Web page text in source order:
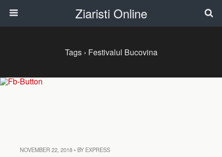
Ziaristi Online
Tags › Festivalul Bucovina
NOVEMBER 22, 2018 • BY EXPRESS